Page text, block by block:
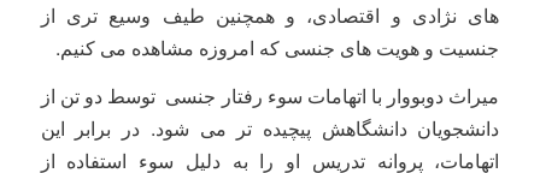
های نژادی و اقتصادی، و همچنین طیف وسیع تری از
جنسیت و هویت های جنسی که امروزه مشاهده می کنیم.
میراث دوبووار با اتهامات سوء رفتار جنسی توسط دو تن از
دانشجویان دانشگاهش پیچیده تر می شود. در برابر این
اتهامات، پروانه تدریس او را به دلیل سوء استفاده از